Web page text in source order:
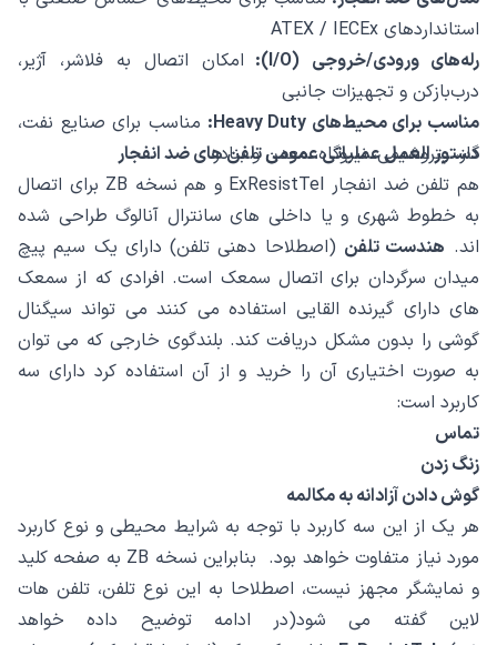
استانداردهای ATEX / IECEx
رله‌های ورودی/خروجی (I/O):
امکان اتصال به فلاشر، آژیر،
درب‌بازکن و تجهیزات جانبی
مناسب برای محیط‌های Heavy Duty:
مناسب برای صنایع نفت،
گاز، پتروشیمی، نیروگاه، معدن و بنادر
دستور العمل عملیاتی عمومی تلفن های ضد انفجار
هم تلفن ضد انفجار ExResistTel و هم نسخه ZB برای اتصال
به خطوط شهری و یا داخلی های سانترال آنالوگ طراحی شده
اند. هندست تلفن (اصطلاحا دهنی تلفن) دارای یک سیم پیچ
میدان سرگردان برای اتصال سمعک است. افرادی که از سمعک
های دارای گیرنده القایی استفاده می کنند می تواند سیگنال
گوشی را بدون مشکل دریافت کند. بلندگوی خارجی که می توان
به صورت اختیاری آن را خرید و از آن استفاده کرد دارای سه
کاربرد است:
تماس
زنگ زدن
گوش دادن آزادانه به مکالمه
هر یک از این سه کاربرد با توجه به شرایط محیطی و نوع کاربرد
مورد نیاز متفاوت خواهد بود. بنابراین نسخه ZB به صفحه کلید
و نمایشگر مجهز نیست، اصطلاحا به این نوع تلفن، تلفن هات
لاین گفته می شود(در ادامه توضیح داده خواهد